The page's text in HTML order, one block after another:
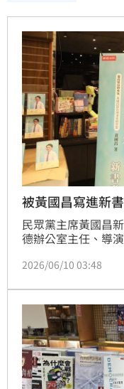
被黃國昌寫進新
民眾黨主席黃國昌
德辦公室主任、導
書發文還原事件始
多發生過的事迄今
得黃國昌當律師打
情跟愛犬一樣，「
2026/06/10 03:48